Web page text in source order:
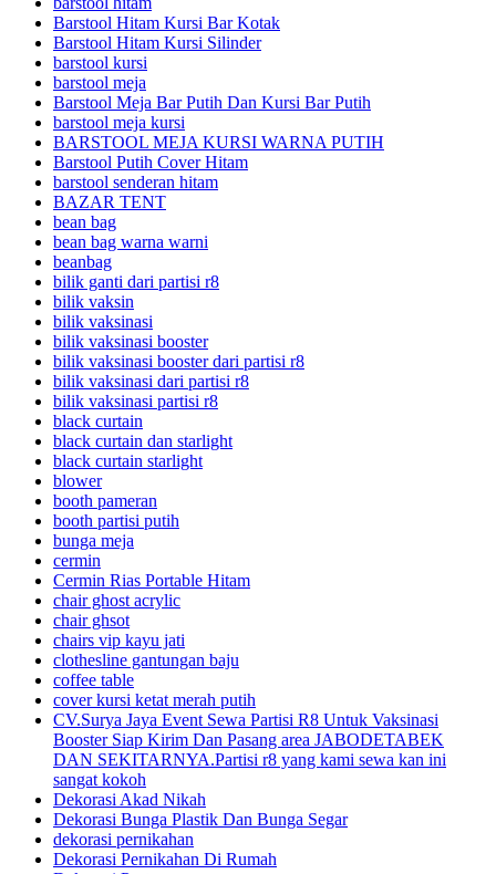
Barstool Hitam Kursi Bar Kotak
Barstool Hitam Kursi Silinder
barstool kursi
barstool meja
Barstool Meja Bar Putih Dan Kursi Bar Putih
barstool meja kursi
BARSTOOL MEJA KURSI WARNA PUTIH
Barstool Putih Cover Hitam
barstool senderan hitam
BAZAR TENT
bean bag
bean bag warna warni
beanbag
bilik ganti dari partisi r8
bilik vaksin
bilik vaksinasi
bilik vaksinasi booster
bilik vaksinasi booster dari partisi r8
bilik vaksinasi dari partisi r8
bilik vaksinasi partisi r8
black curtain
black curtain dan starlight
black curtain starlight
blower
booth pameran
booth partisi putih
bunga meja
cermin
Cermin Rias Portable Hitam
chair ghost acrylic
chair ghsot
chairs vip kayu jati
clothesline gantungan baju
coffee table
cover kursi ketat merah putih
CV.Surya Jaya Event Sewa Partisi R8 Untuk Vaksinasi
Booster Siap Kirim Dan Pasang area JABODETABEK
DAN SEKITARNYA.Partisi r8 yang kami sewa kan ini
sangat kokoh
Dekorasi Akad Nikah
Dekorasi Bunga Plastik Dan Bunga Segar
dekorasi pernikahan
Dekorasi Pernikahan Di Rumah